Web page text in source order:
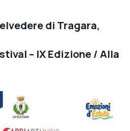
di Tragara,
– IX Edizione / Alla